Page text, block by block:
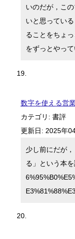
いのだが，こ
いと思ってい
ることをちょ
をずっとやっ
数字を使える営
カテゴリ: 書評
更新日: 2025年
少し前にだが
る」という本